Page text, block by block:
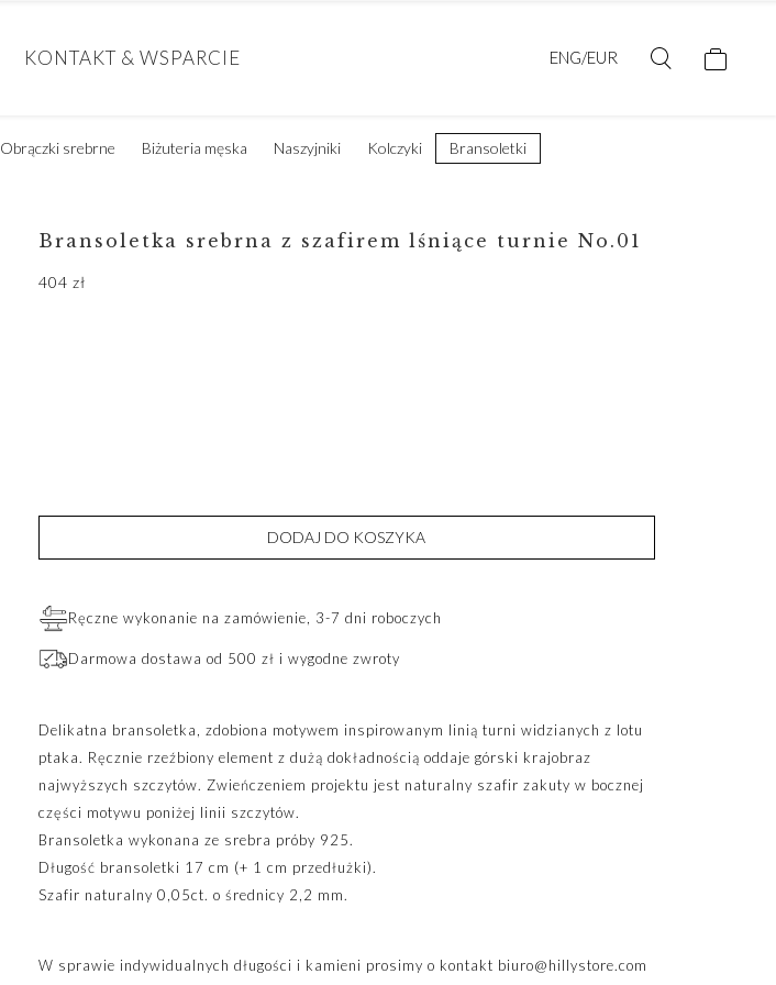
KONTAKT & WSPARCIE ENG/EUR
Obrączki srebrne Biżuteria męska Naszyjniki Kolczyki Bransoletki
Bransoletka srebrna z szafirem lśniące turnie No.01
404 zł
DODAJ DO KOSZYKA
Ręczne wykonanie na zamówienie, 3-7 dni roboczych
Darmowa dostawa od 500 zł i wygodne zwroty
Delikatna bransoletka, zdobiona motywem inspirowanym linią turni widzianych z lotu
ptaka. Ręcznie rzeźbiony element z dużą dokładnością oddaje górski krajobraz
najwyższych szczytów. Zwieńczeniem projektu jest naturalny szafir zakuty w bocznej
części motywu poniżej linii szczytów.
Bransoletka wykonana ze srebra próby 925.
Długość bransoletki 17 cm (+ 1 cm przedłużki).
Szafir naturalny 0,05ct. o średnicy 2,2 mm.
W sprawie indywidualnych długości i kamieni prosimy o kontakt biuro@hillystore.com